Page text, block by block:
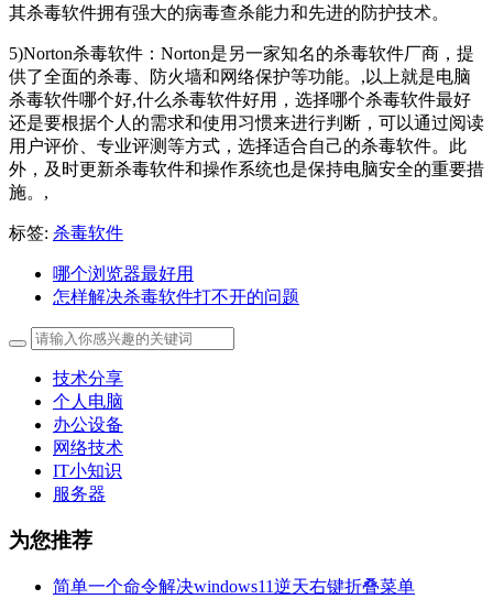
其杀毒软件拥有强大的病毒查杀能力和先进的防护技术。
5)Norton杀毒软件：Norton是另一家知名的杀毒软件厂商，提
供了全面的杀毒、防火墙和网络保护等功能。,以上就是电脑
杀毒软件哪个好,什么杀毒软件好用，选择哪个杀毒软件最好
还是要根据个人的需求和使用习惯来进行判断，可以通过阅读
用户评价、专业评测等方式，选择适合自己的杀毒软件。此
外，及时更新杀毒软件和操作系统也是保持电脑安全的重要措
施。,
标签: 杀毒软件
哪个浏览器最好用
怎样解决杀毒软件打不开的问题
技术分享
个人电脑
办公设备
网络技术
IT小知识
服务器
为您推荐
简单一个命令解决windows11逆天右键折叠菜单